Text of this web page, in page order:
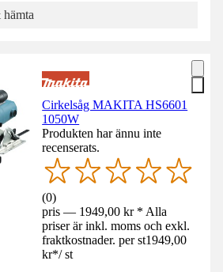
Cirkelsåg MAKITA HS6601
1050W
Produkten har ännu inte
recenserats.
(0)
pris — 1949,00 kr * Alla
priser är inkl. moms och exkl.
fraktkostnader. per st1949,00
kr*/ st